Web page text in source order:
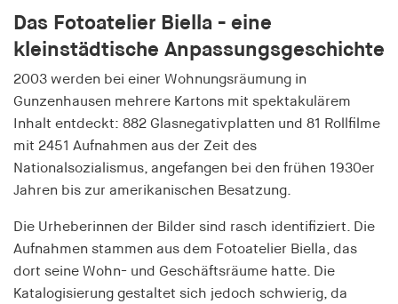
Das Fotoatelier Biella - eine
kleinstädtische Anpassungsgeschichte
2003 werden bei einer Wohnungsräumung in
Gunzenhausen mehrere Kartons mit spektakulärem
Inhalt entdeckt: 882 Glasnegativplatten und 81 Rollfilme
mit 2451 Aufnahmen aus der Zeit des
Nationalsozialismus, angefangen bei den frühen 1930er
Jahren bis zur amerikanischen Besatzung.
Die Urheberinnen der Bilder sind rasch identifiziert. Die
Aufnahmen stammen aus dem Fotoatelier Biella, das
dort seine Wohn- und Geschäftsräume hatte. Die
Katalogisierung gestaltet sich jedoch schwierig, da